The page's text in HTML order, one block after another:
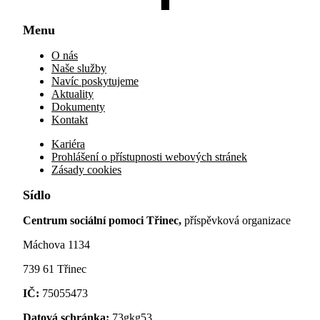
Menu
O nás
Naše služby
Navíc poskytujeme
Aktuality
Dokumenty
Kontakt
Kariéra
Prohlášení o přístupnosti webových stránek
Zásady cookies
Sídlo
Centrum sociální pomoci Třinec, příspěvková organizace
Máchova 1134
739 61 Třinec
IČ: 75055473
Datová schránka: 73gkg53